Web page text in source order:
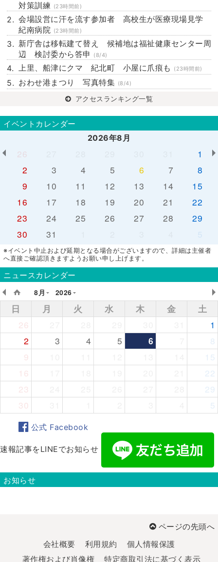
対策訓練 (23時間前)
会場設営に汗を流す参加者 高校生が医療現場見学
紀南病院 (23時間前)
新庁舎は移転建て替え 候補地は福祉健康センター周
辺 検討委から答申
(8/4)
上里、船津にクマ 紀北町 小屋に爪痕も (23時間前)
おわせ港まつり 写真特集 (8/4)
アクセスランキング一覧
イベントカレンダー
2026年8月
26
1
2
3 4 5 6 7
8
9
10 11 12 13 14
15
16
17 18 19 20 21
22
23
24 25 26 27 28
29
30
31 5
※イベント中止および延期となる場合がございますので、詳細は主催者
へ直接ご確認頂きますようお願い申し上げます。
ニュースカレンダー
8月
2026
日 月 火 水 木 金
土
26
1
2
3 4 5 6
8
9
15
16
22
23
29
30
5
公式 Facebook
速報記事をLINEでお知らせ
お知らせ
ページの先頭へ
会社概要
利用規約
個人情報保護
著作権および肖像権
特定商取引法に基づく表示